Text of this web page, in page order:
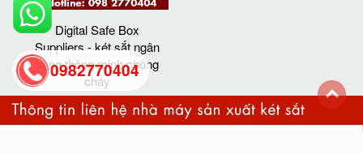
Digital Safe Box
Suppliers - két sắt ngân
hàng thông minh chống
cháy
0982770404
back